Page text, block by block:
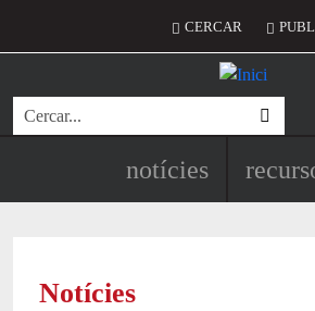
Menú del
CERCAR
Cerca
Navegació
notícies
Notícies